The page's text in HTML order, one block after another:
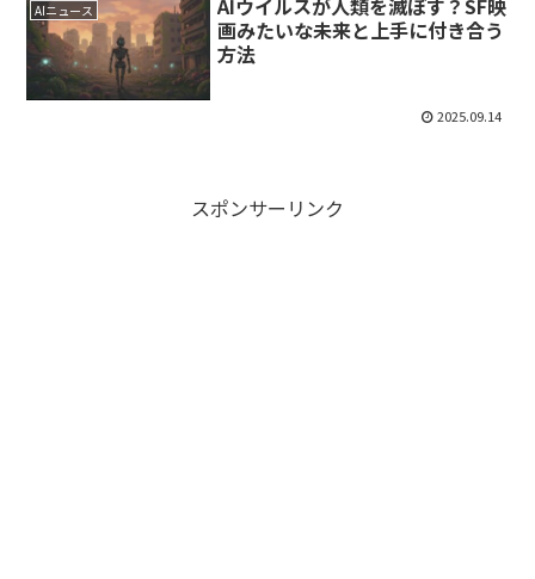
AIニュース
画みたいな未来と上手に付き合う
方法
2025.09.14
スポンサーリンク